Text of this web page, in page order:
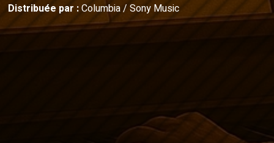
Distribuée par :Columbia / Sony Music